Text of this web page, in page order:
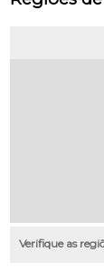
Verifique as